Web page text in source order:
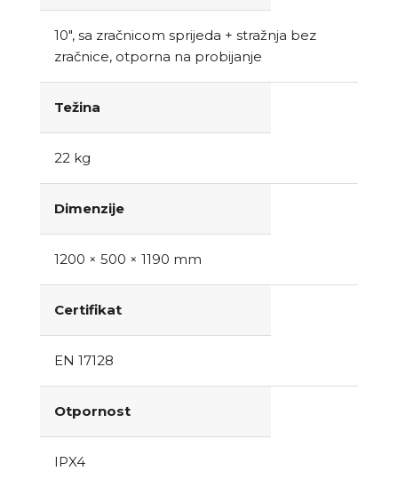
10", sa zračnicom sprijeda + stražnja bez
zračnice, otporna na probijanje
Težina
22 kg
Dimenzije
1200 × 500 × 1190 mm
Certifikat
EN 17128
Otpornost
IPX4